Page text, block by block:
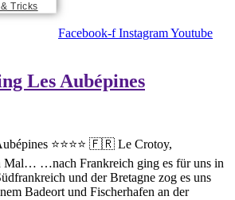
Tricks
Facebook-f InstagramYoutube
Les Aubépines
⭐️⭐️⭐️⭐️ 🇫🇷 Le Crotoy,
Mal… …nach Frankreich ging es für uns in
und der Bretagne zog es uns
Badeort und Fischerhafen an der